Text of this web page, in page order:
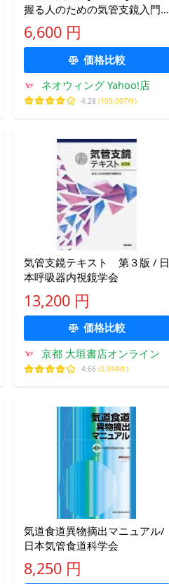
握る人のための気管支鏡入門
マニュアル/杏林大学呼吸器内
科/編 石井晴之/編集 小林史/編
集
6,600 円
価格比較
ネオウィング Yahoo!店
4.28 (109,007件)
気管支鏡テキスト 第３版 / 日
本呼吸器内視鏡学会
13,200 円
価格比較
京都 大垣書店オンライン
4.66 (2,944件)
気道食道異物摘出マニュアル/
日本気管食道科学会
8,250 円